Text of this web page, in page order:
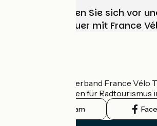
Wählen, bereiten Sie sich vor
Ihr Radabenteuer mit France
Der nationale Verband France Vélo
offizielle Leitfaden für Radtourismus
Instagram